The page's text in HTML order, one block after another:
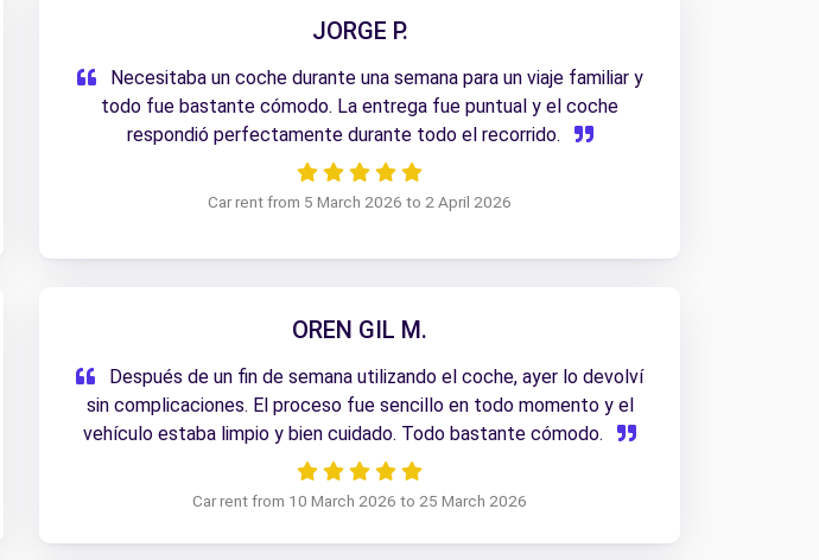
JORGE P.
Necesitaba un coche durante una semana para un viaje familiar y
todo fue bastante cómodo. La entrega fue puntual y el coche
respondió perfectamente durante todo el recorrido.
Car rent from 5 March 2026 to 2 April 2026
OREN GIL M.
Después de un fin de semana utilizando el coche, ayer lo devolví
sin complicaciones. El proceso fue sencillo en todo momento y el
vehículo estaba limpio y bien cuidado. Todo bastante cómodo.
Car rent from 10 March 2026 to 25 March 2026